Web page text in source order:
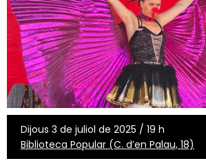
Dijous 3 de juliol de 2025 / 19 h
Biblioteca Popular (C. d’en Palau, 18)